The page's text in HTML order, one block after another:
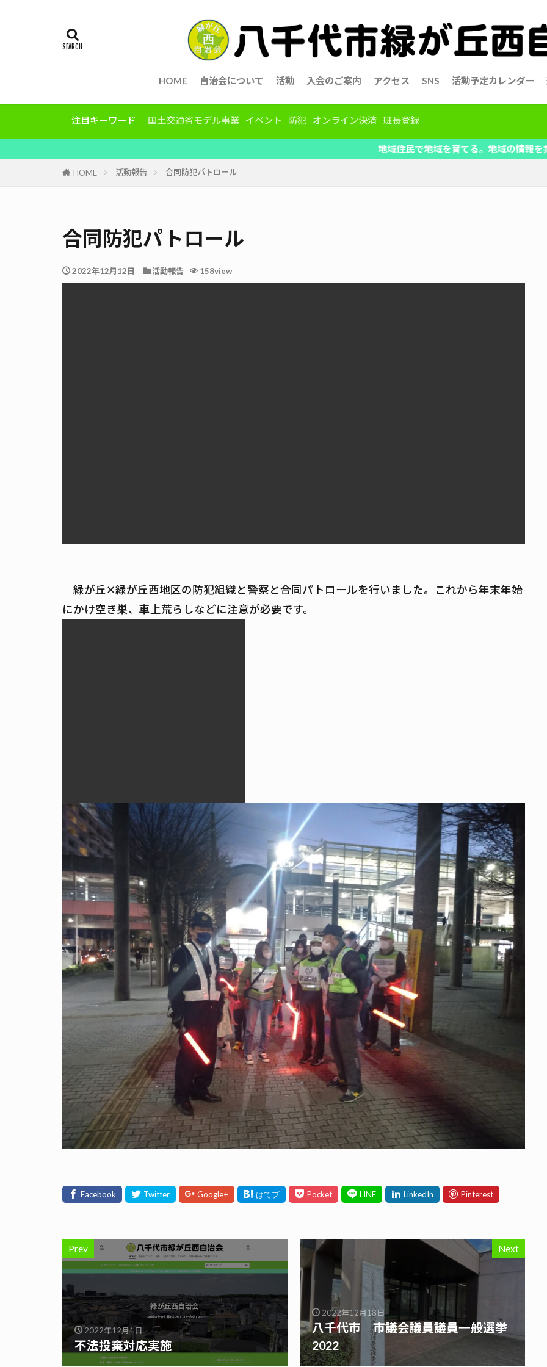
HOME 自治会について 活動 入会のご案内 アクセス SNS 活動予定カレンダー
注目キーワード 国土交通省モデル事業 イベント 防犯 オンライン決済 班長登録
地域住民で地域を育てる。地域の情報を共有、自治会活動
HOME 活動報告 合同防犯パトロール
合同防犯パトロール
2022年12月12日 活動報告 158view
緑が丘✕緑が丘西地区の防犯組織と警察と合同パトロールを行いました。これから年末年始
にかけ空き巣、車上荒らしなどに注意が必要です。
Prev
2022年12月1日
不法投棄対応実施
Next
2022年12月18日
八千代市 市議会議員議員一般選挙
2022